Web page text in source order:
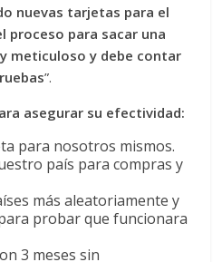
nuevas tarjetas para el
proceso para sacar una
meticuloso y debe contar
”.
asegurar su efectividad:
para nosotros mismos.
país para compras y
más aleatoriamente y
probar que funcionara
3 meses sin